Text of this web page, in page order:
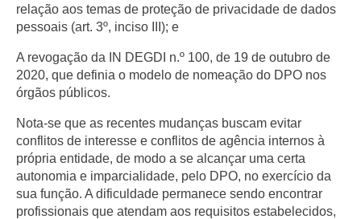
relação aos temas de proteção de privacidade de dados
pessoais (art. 3º, inciso III); e
A revogação da IN DEGDI n.º 100, de 19 de outubro de
2020, que definia o modelo de nomeação do DPO nos
órgãos públicos.
Nota-se que as recentes mudanças buscam evitar
conflitos de interesse e conflitos de agência internos à
própria entidade, de modo a se alcançar uma certa
autonomia e imparcialidade, pelo DPO, no exercício da
sua função. A dificuldade permanece sendo encontrar
profissionais que atendam aos requisitos estabelecidos,